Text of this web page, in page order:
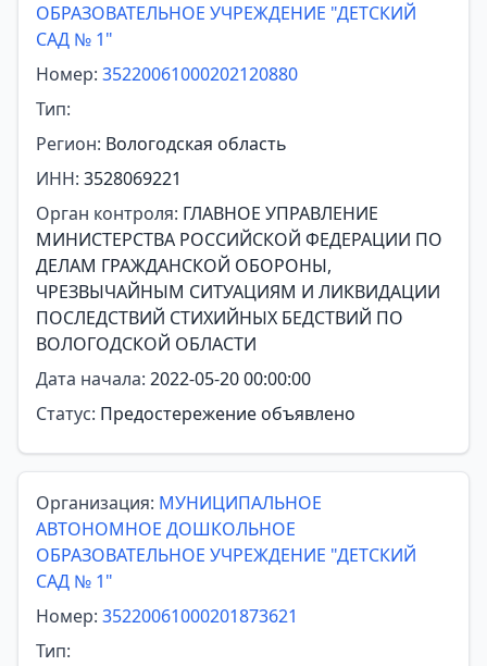
ОБРАЗОВАТЕЛЬНОЕ УЧРЕЖДЕНИЕ "ДЕТСКИЙ
САД № 1"
Номер: 35220061000202120880
Тип:
Регион: Вологодская область
ИНН: 3528069221
Орган контроля: ГЛАВНОЕ УПРАВЛЕНИЕ
МИНИСТЕРСТВА РОССИЙСКОЙ ФЕДЕРАЦИИ ПО
ДЕЛАМ ГРАЖДАНСКОЙ ОБОРОНЫ,
ЧРЕЗВЫЧАЙНЫМ СИТУАЦИЯМ И ЛИКВИДАЦИИ
ПОСЛЕДСТВИЙ СТИХИЙНЫХ БЕДСТВИЙ ПО
ВОЛОГОДСКОЙ ОБЛАСТИ
Дата начала: 2022-05-20 00:00:00
Статус: Предостережение объявлено
Организация: МУНИЦИПАЛЬНОЕ
АВТОНОМНОЕ ДОШКОЛЬНОЕ
ОБРАЗОВАТЕЛЬНОЕ УЧРЕЖДЕНИЕ "ДЕТСКИЙ
САД № 1"
Номер: 35220061000201873621
Тип: